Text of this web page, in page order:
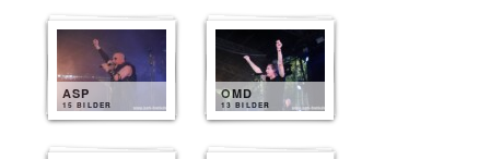
ASP
15 BILDER
OMD
13 BILDER